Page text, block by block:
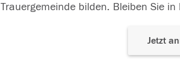
Trauergemeinde bilden. Bleiben Sie
Jetzt